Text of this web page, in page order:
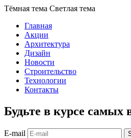
Тёмная тема Светлая тема
Главная
Акции
Архитектура
Дизайн
Новости
Строительство
Технологии
Контакты
Будьте в курсе самых
E-mail